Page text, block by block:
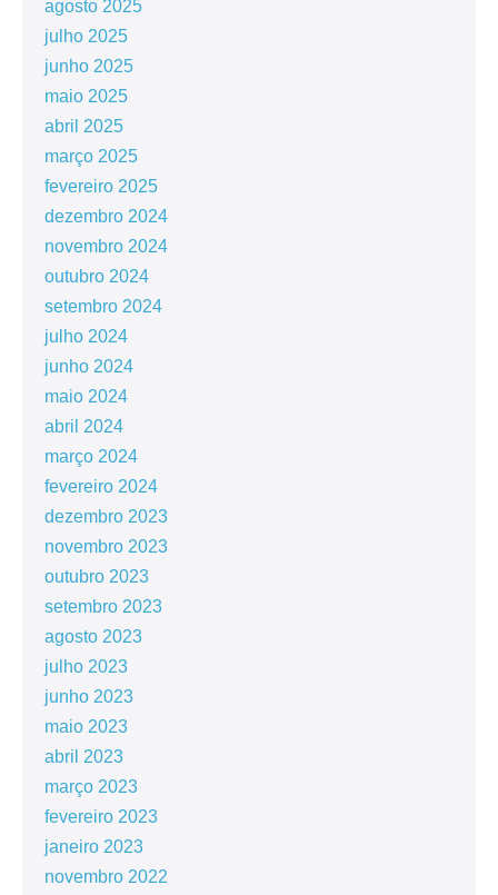
agosto 2025
julho 2025
junho 2025
maio 2025
abril 2025
março 2025
fevereiro 2025
dezembro 2024
novembro 2024
outubro 2024
setembro 2024
julho 2024
junho 2024
maio 2024
abril 2024
março 2024
fevereiro 2024
dezembro 2023
novembro 2023
outubro 2023
setembro 2023
agosto 2023
julho 2023
junho 2023
maio 2023
abril 2023
março 2023
fevereiro 2023
janeiro 2023
novembro 2022